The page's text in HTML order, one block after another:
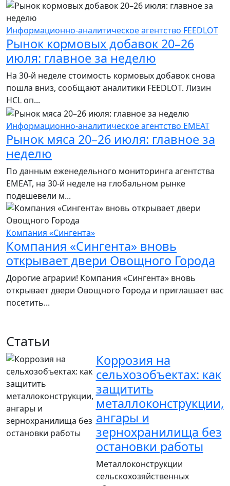
Информационно-аналитическое агентство FEEDLOT
Рынок кормовых добавок 20–26
июля: главное за неделю
На 30-й неделе стоимость кормовых добавок снова
пошла вниз, сообщают аналитики FEEDLOT. Лизин
HCL оп...
Информационно-аналитическое агентство EMEAT
Рынок мяса 20–26 июля: главное за
неделю
По данным еженедельного мониторинга агентства
EMEAT, на 30-й неделе на глобальном рынке
подешевели м...
Компания «Сингента»
Компания «Сингента» вновь
открывает двери Овощного Города
Дорогие аграрии! Компания «Сингента» вновь
открывает двери Овощного Города и приглашает вас
посетить...
Статьи
Коррозия на
сельхозобъектах: как
защитить
металлоконструкции,
ангары и
зернохранилища без
остановки работы
Металлоконструкции
сельскохозяйственных